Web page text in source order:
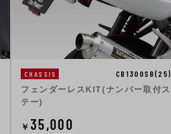
CHASSIS CB1300SB(25)
フェンダーレスKIT(ナンバー取付ス
テー)
￥ 35,000